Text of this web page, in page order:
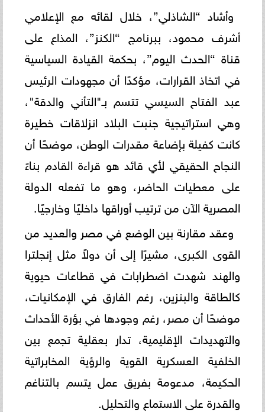
وأشاد “الشاذلي”، خلال لقائه مع الإعلامي
أشرف محمود، ببرنامج “الكنز”، المذاع على
قناة “الحدث اليوم”، بحكمة القيادة السياسية
في اتخاذ القرارات، مؤكدًا أن مجهودات الرئيس
عبد الفتاح السيسي تتسم بـ"التأني والدقة"،
وهي استراتيجية جنبت البلاد انزلاقات خطيرة
كانت كفيلة بإضاعة مقدرات الوطن، موضحًا أن
النجاح الحقيقي لأي قائد هو قراءة القادم بناءً
على معطيات الحاضر، وهو ما تفعله الدولة
المصرية الآن من ترتيب أوراقها داخليًا وخارجيًا.
وعقد مقارنة بين الوضع في مصر والعديد من
القوى الكبرى، مشيرًا إلى أن دولاً مثل إنجلترا
والهند شهدت اضطرابات في قطاعات حيوية
كالطاقة والبنزين، رغم الفارق في الإمكانيات،
موضحًا أن مصر، رغم وجودها في بؤرة الأحداث
والتهديدات الإقليمية، تدار بعقلية تجمع بين
الخلفية العسكرية القوية والرؤية المخابراتية
الحكيمة، مدعومة بفريق عمل يتسم بالتناغم
والقدرة على الاستماع والتحليل.